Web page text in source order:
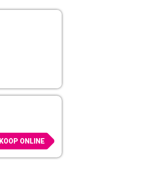
KOOP ONLINE